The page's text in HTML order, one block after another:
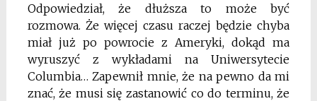
Odpowiedział, że dłuższa to może być
rozmowa. Że więcej czasu raczej będzie chyba
miał już po powrocie z Ameryki, dokąd ma
wyruszyć z wykładami na Uniwersytecie
Columbia… Zapewnił mnie, że na pewno da mi
znać, że musi się zastanowić co do terminu, że